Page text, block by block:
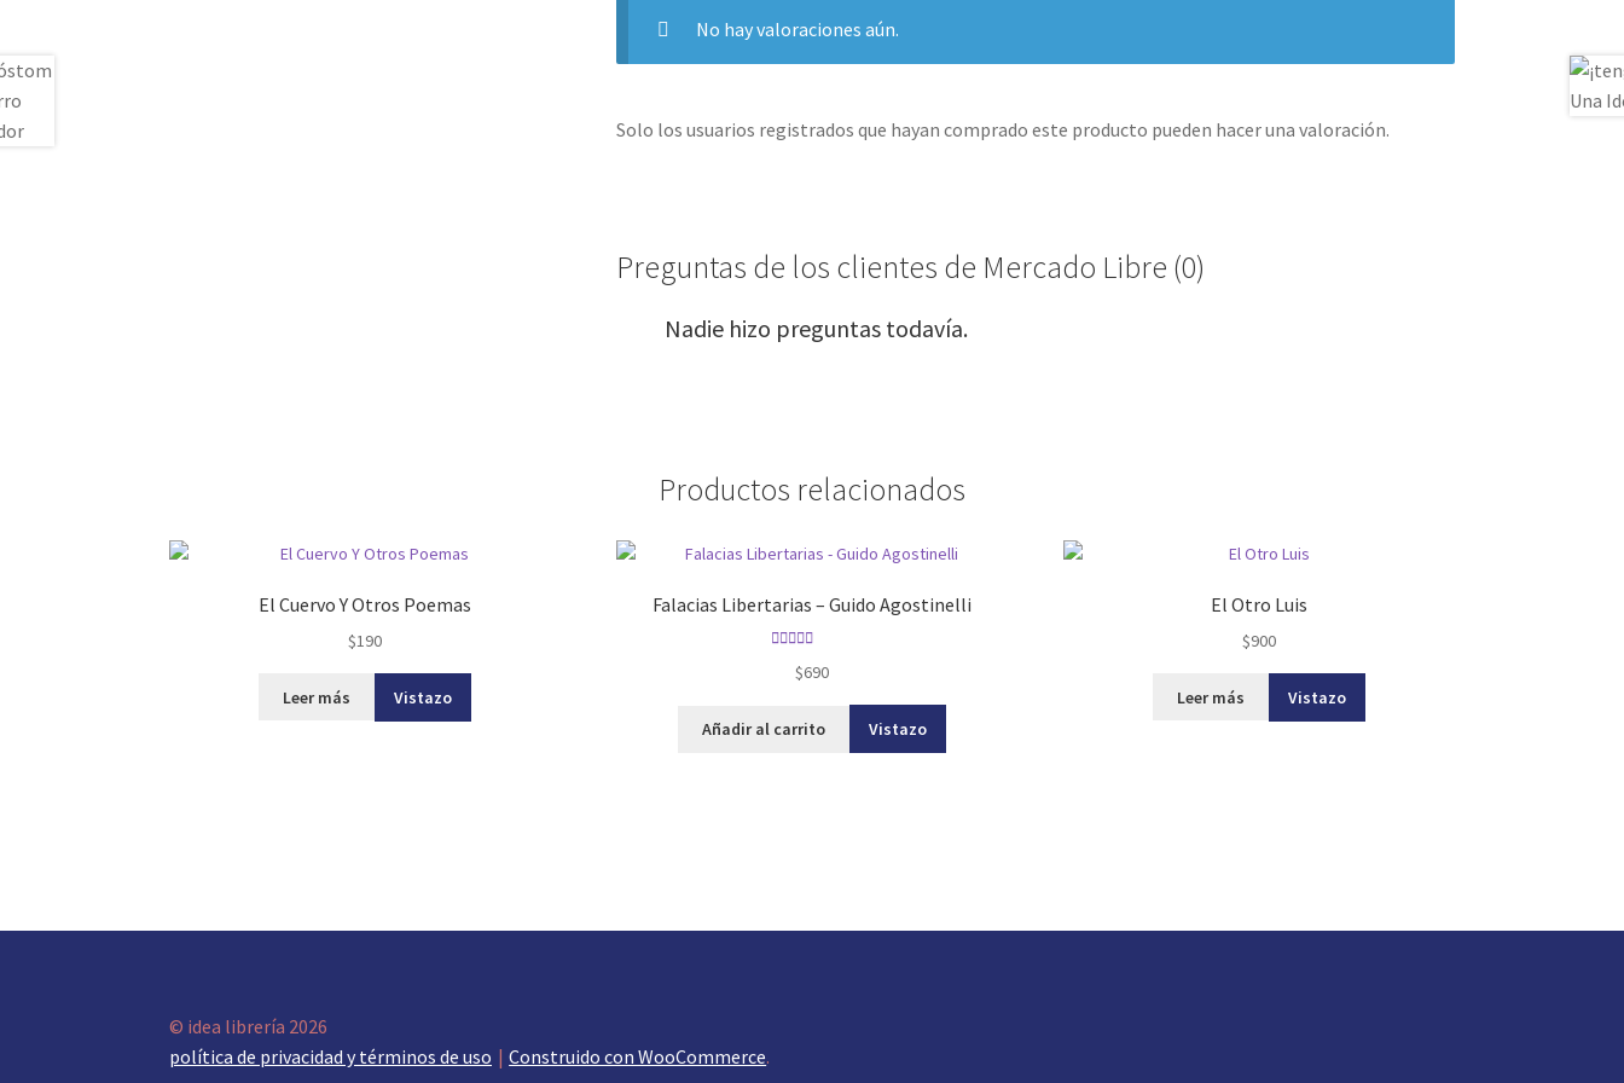
No hay valoraciones aún.
Solo los usuarios registrados que hayan comprado este producto pueden hacer una valoración.
Preguntas de los clientes de Mercado Libre (0)
Nadie hizo preguntas todavía.
Productos relacionados
El Cuervo Y Otros Poemas
$190
Leer más Vistazo
Falacias Libertarias – Guido Agostinelli
5.00de 5
$690
Añadir al carrito Vistazo
El Otro Luis
$900
Leer más Vistazo
© idea librería 2026
política de privacidad y términos de uso
Construido con WooCommerce.